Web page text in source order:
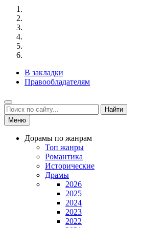
В закладки
Правообладателям
Найти
Меню
Дорамы по жанрам
Топ жанры
Романтика
Исторические
Драмы
2026
2025
2024
2023
2022